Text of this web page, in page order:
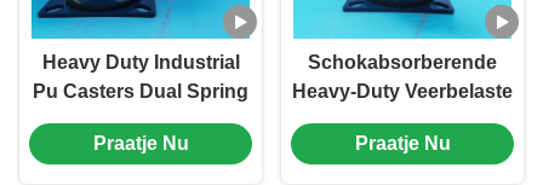
Heavy Duty Industrial
Pu Casters Dual Spring
Load Bearing Wheels
Iron Core Singel
Praatje Nu
Schokabsorberende
Heavy-Duty Veerbelaste
Zwenkwiel PU Wielen
Enkel Zwenkwiel
Praatje Nu